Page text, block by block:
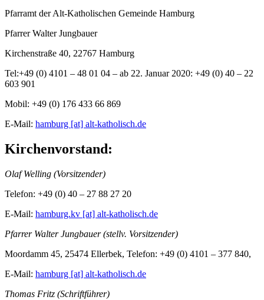
Pfarramt der Alt-Katholischen Gemeinde Hamburg
Pfarrer Walter Jungbauer
Kirchenstraße 40, 22767 Hamburg
Tel:+49 (0) 4101 – 48 01 04 – ab 22. Januar 2020: +49 (0) 40 – 22
603 901
Mobil: +49 (0) 176 433 66 869
E-Mail: hamburg [at] alt-katholisch.de
Kirchenvorstand:
Olaf Welling (Vorsitzender)
Telefon: +49 (0) 40 – 27 88 27 20
E-Mail: hamburg.kv [at] alt-katholisch.de
Pfarrer Walter Jungbauer (stellv. Vorsitzender)
Moordamm 45, 25474 Ellerbek, Telefon: +49 (0) 4101 – 377 840,
E-Mail: hamburg [at] alt-katholisch.de
Thomas Fritz (Schriftführer)